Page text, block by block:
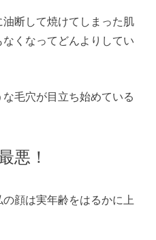
油断して焼けてしまった肌
くなってどんよりしてい
毛穴が目立ち始めている
悪！
顔は実年齢をはるかに上